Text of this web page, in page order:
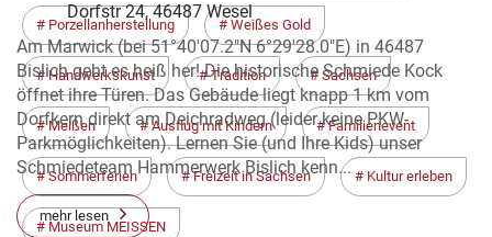
Porzellanherstellung Weißes Gold
Handwerkskunst Tradition Sachsen
Meißen Ausflug mit Kindern Familienevent
Sommerferien Freizeit in Sachsen Kultur erleben
Museum MEISSEN
Dorfstr 24, 46487 Wesel
Am Marwick (bei 51°40'07.2"N 6°29'28.0"E) in 46487
Bislich geht es heiß her! Die historische Schmiede Kock
öffnet ihre Türen. Das Gebäude liegt knapp 1 km vom
Dorfkern direkt am Deichradweg (leider keine PKW-
Parkmöglichkeiten). Lernen Sie (und Ihre Kids) unser
Schmiedeteam Hammerwerk Bislich kenn...
mehr lesen